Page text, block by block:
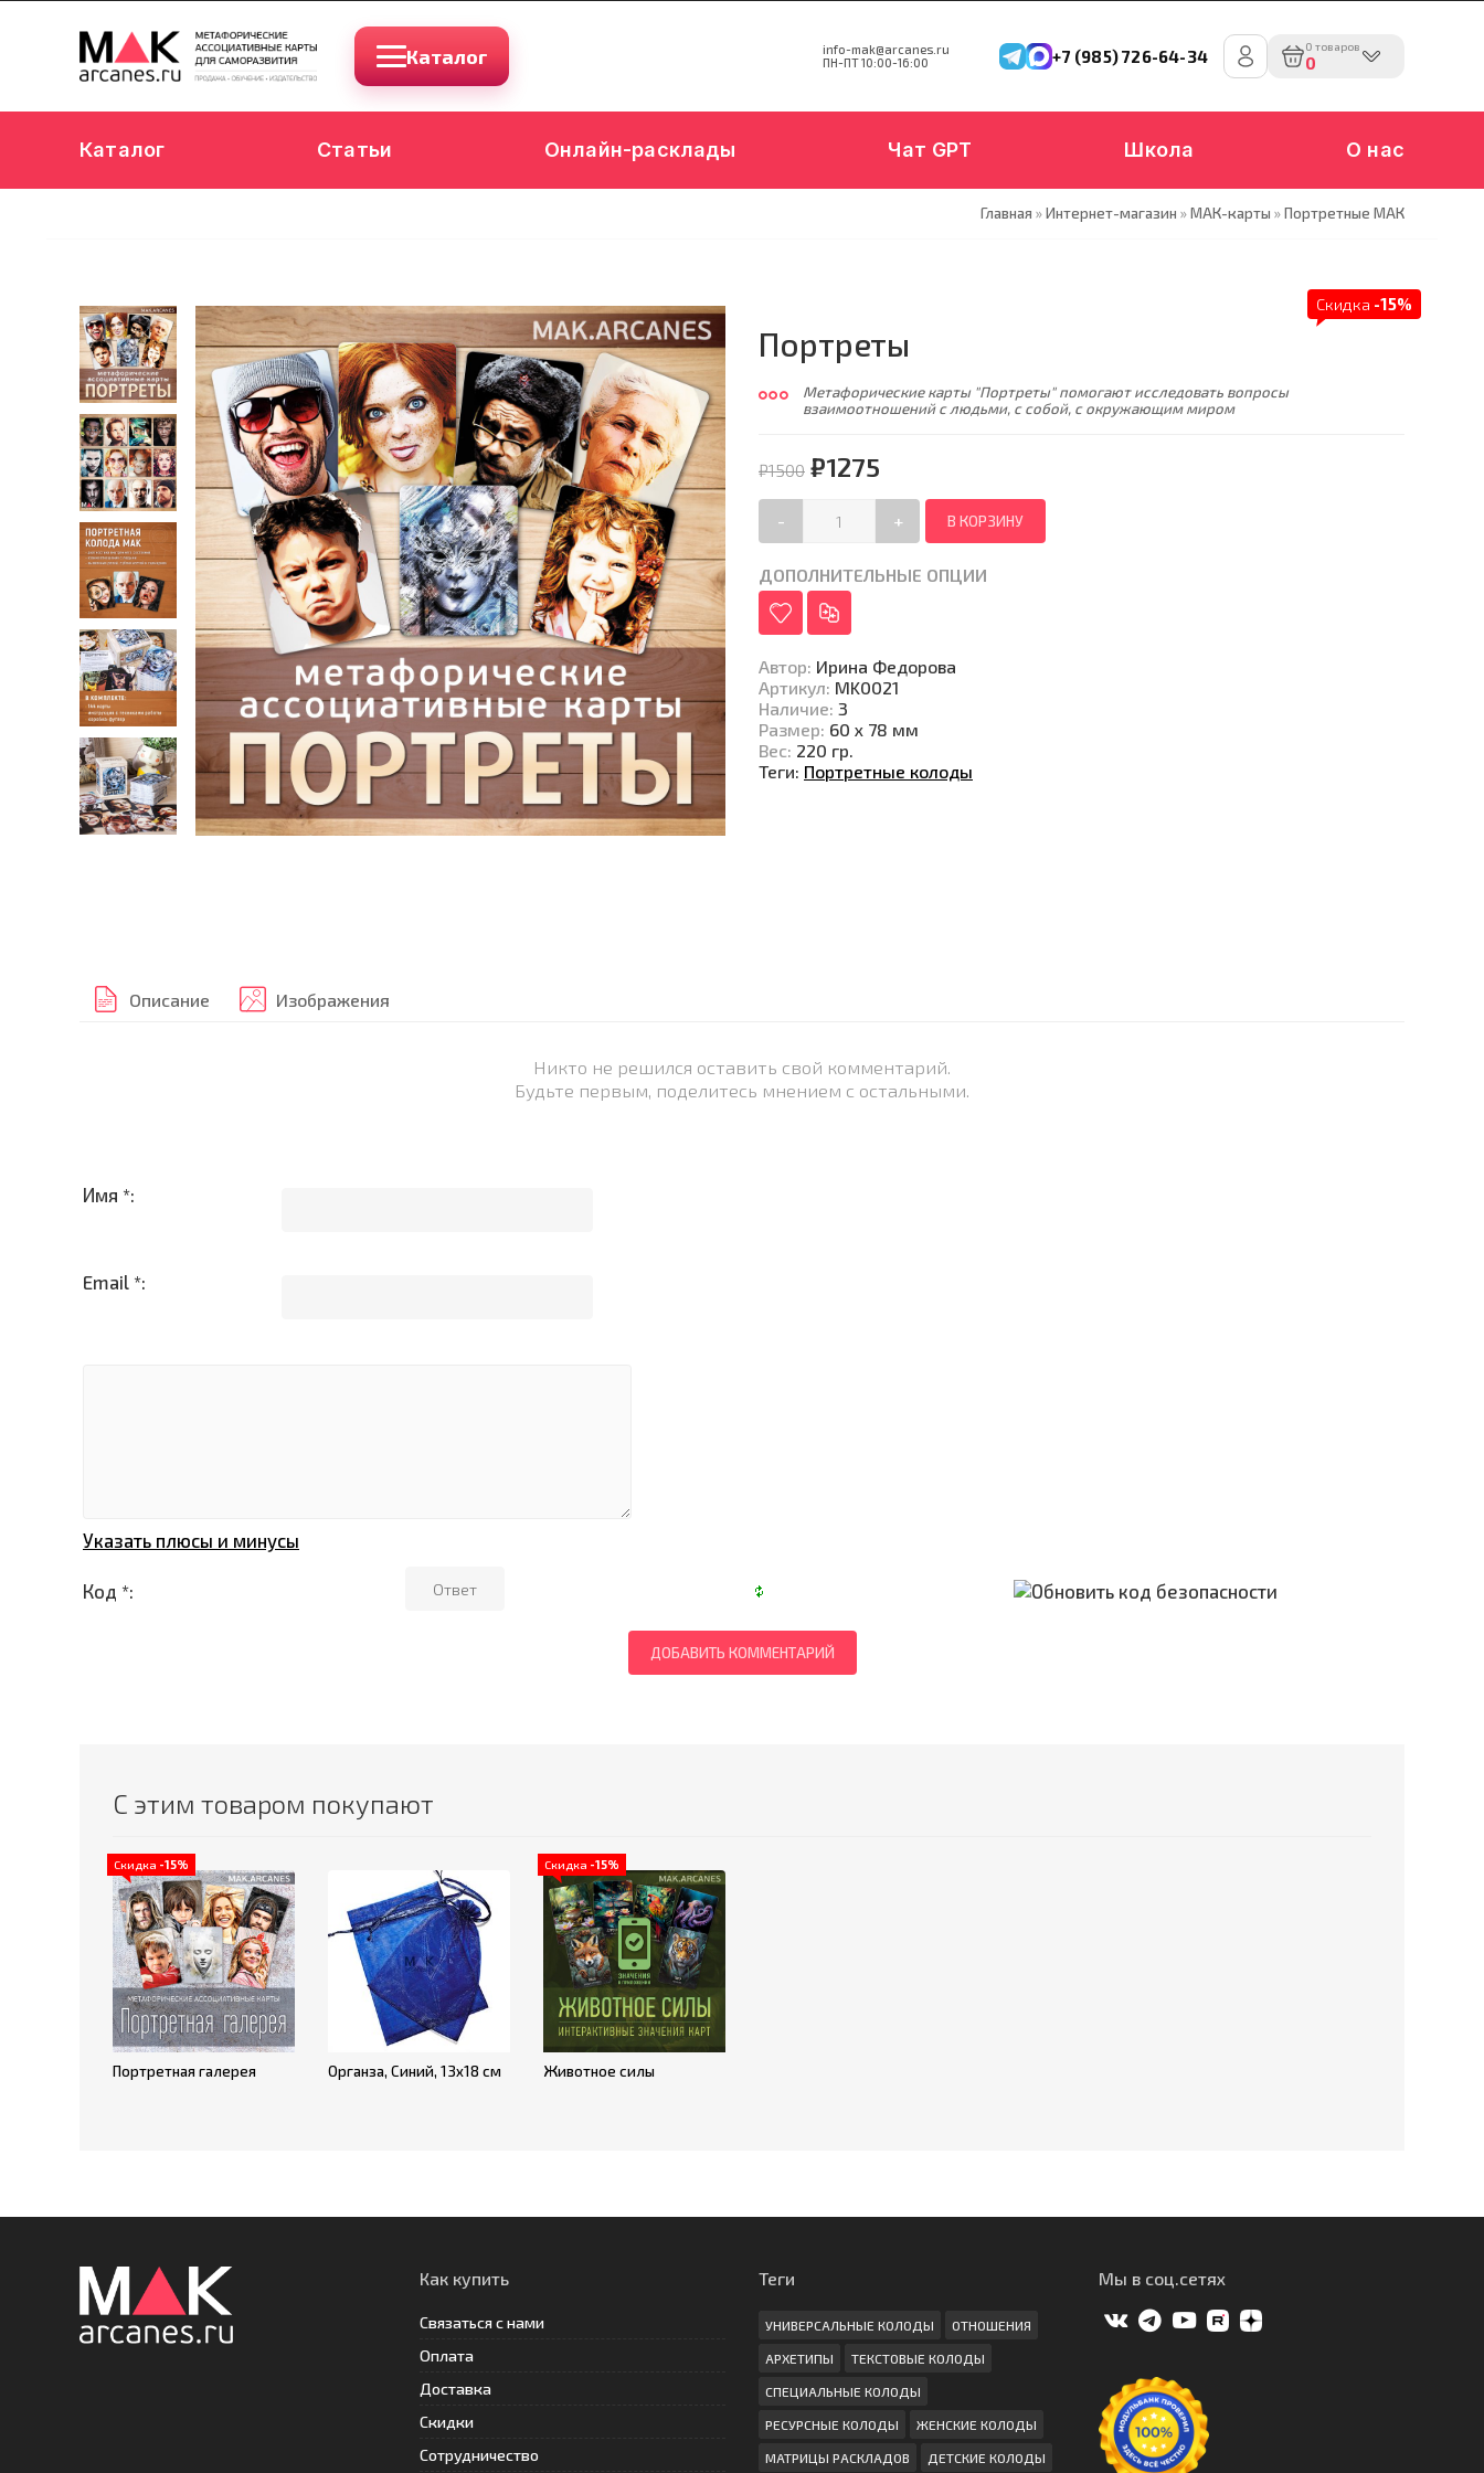
Каталог
info-mak@arcanes.ru
ПН-ПТ 10:00-16:00
+7 (985) 726-64-34 0 товаров
0
Каталог Статьи Онлайн-расклады Чат GPT Школа О нас
Главная »Интернет-магазин »МАК-карты »Портретные МАК
Скидка -15%
Портреты
Метафорические карты "Портреты" помогают исследовать вопросы
взаимоотношений с людьми, с собой, с окружающим миром
₽1500 ₽1275
- +
ДОПОЛНИТЕЛЬНЫЕ ОПЦИИ
Автор: Ирина Федорова
Артикул: MK0021
Наличие: 3
Размер: 60 x 78 мм
Вес: 220 гр.
Теги: Портретные колоды
Описание Изображения
Никто не решился оставить свой комментарий.
Будьте первым, поделитесь мнением с остальными.
Имя *:
Email *:
Указать плюсы и минусы
Код *:
С этим товаром покупают
Скидка -15%
Портретная галерея Органза, Синий, 13х18 см
Скидка -15%
Животное силы
Как купить
Связаться с нами
Оплата
Доставка
Скидки
Сотрудничество
Теги
УНИВЕРСАЛЬНЫЕ КОЛОДЫ ОТНОШЕНИЯ
АРХЕТИПЫ ТЕКСТОВЫЕ КОЛОДЫ
СПЕЦИАЛЬНЫЕ КОЛОДЫ
РЕСУРСНЫЕ КОЛОДЫ ЖЕНСКИЕ КОЛОДЫ
МАТРИЦЫ РАСКЛАДОВ ДЕТСКИЕ КОЛОДЫ
Мы в соц.сетях